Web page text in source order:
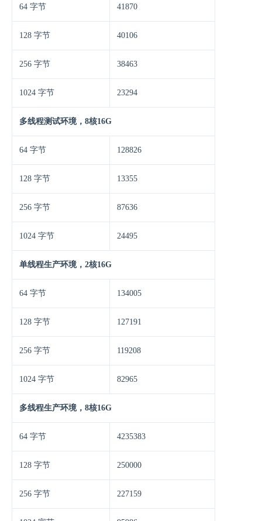
64 字节 41870
128 字节 40106
256 字节 38463
1024 字节 23294
多线程测试环境，8核16G
64 字节 128826
128 字节 13355
256 字节 87636
1024 字节 24495
单线程生产环境，2核16G
64 字节 134005
128 字节 127191
256 字节 119208
1024 字节 82965
多线程生产环境，8核16G
64 字节 4235383
128 字节 250000
256 字节 227159